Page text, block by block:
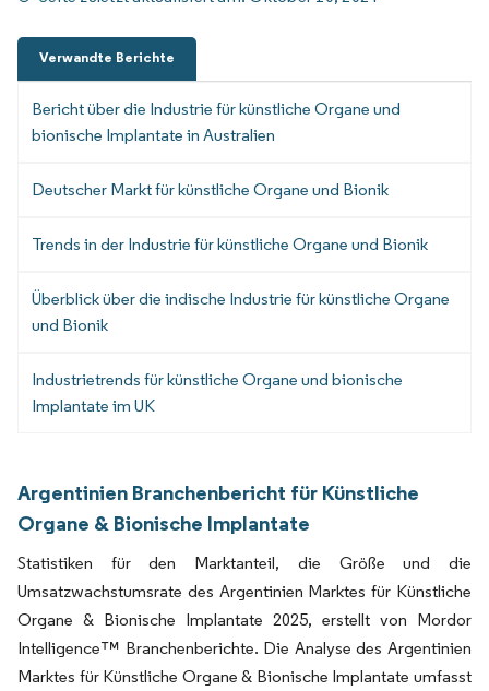
Verwandte Berichte
Bericht über die Industrie für künstliche Organe und
bionische Implantate in Australien
Deutscher Markt für künstliche Organe und Bionik
Trends in der Industrie für künstliche Organe und Bionik
Überblick über die indische Industrie für künstliche Organe
und Bionik
Industrietrends für künstliche Organe und bionische
Implantate im UK
Argentinien Branchenbericht für Künstliche
Organe & Bionische Implantate
Statistiken für den Marktanteil, die Größe und die
Umsatzwachstumsrate des Argentinien Marktes für Künstliche
Organe & Bionische Implantate 2025, erstellt von Mordor
Intelligence™ Branchenberichte. Die Analyse des Argentinien
Marktes für Künstliche Organe & Bionische Implantate umfasst